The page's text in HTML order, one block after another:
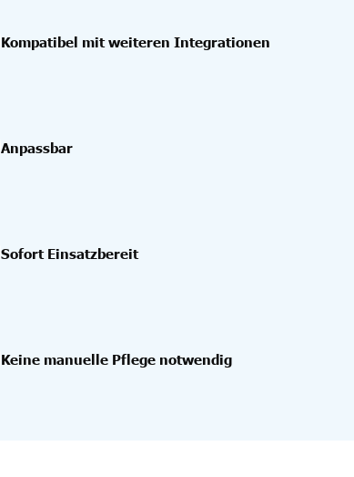
Kompatibel mit weiteren Integrationen
Anpassbar
Sofort Einsatzbereit
Keine manuelle Pflege notwendig